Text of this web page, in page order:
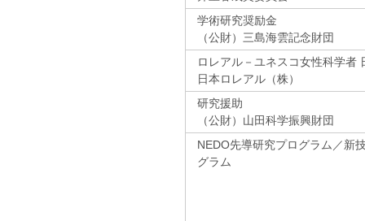
学術研究奨励金
（公財）三島海雲記念財団
ロレアル－ユネスコ女性科学者
日本ロレアル（株）
研究援助
（公財）山田科学振興財団
NEDO先導研究プログラム／新
グラム